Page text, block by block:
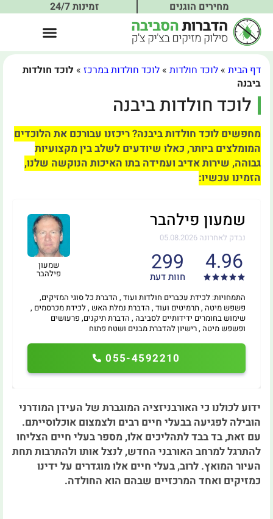
מחירים הוגנים זמינות 24/7
דף הבית »לוכד חולדות »לוכד חולדות במרכז »לוכד חולדות
ביבנה
לוכד חולדות ביבנה
מחפשים לוכד חולדות ביבנה? ריכזנו עבורכם את הלוכדים
המומלצים ביותר, כאלו שיודעים לשלב בין מקצועיות
גבוהה, שירות אדיב ועמידה בתו האיכות הנוקשה שלנו,
הזמינו עכשיו:
שמעון
פילהבר
שמעון פילהבר
נבדק לאחרונה 05.08.2026
4.96
299
חוות דעת
055-4592210
התמחויות: לכידת עכברים חולדות ועוד , הדברת כל סוגי המזיקים,
פשפש מיטה , תרמיטים ועוד , הדברת נמלת האש , לכידת מכרסמים ,
שימוש בחומרים ידידותיים לסביבה , הדברת תיקנים, פרעושים
ופשפש מיטה , רישיון להדברת מבנים ושטח פתוח
ידוע לכולנו כי האורבניזציה המוגברת של העידן המודרני
הובילה לפגיעה בבעלי חיים רבים ולצמצום אוכלוסייתם.
עם זאת, בד בבד לתהליכים אלו, מספר בעלי חיים הצליחו
להתרגל למרחב האורבני החדש, לנצל אותו ולהתרבות תחת
העיור המואץ. לרוב, בעלי חיים אלו מוגדרים על ידינו
כמזיקים ואחד המרכזיים שבהם הוא החולדה.